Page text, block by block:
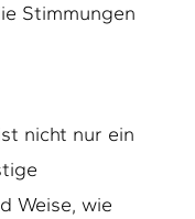
Stimmungen
nicht nur ein
Weise, wie